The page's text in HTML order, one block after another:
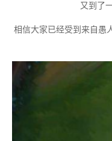
又到了
相信大家已经受到来自愚